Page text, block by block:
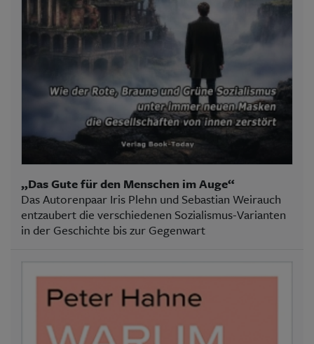
„Das Gute für den Menschen im Auge“
Das Autorenpaar Iris Plehn und Sebastian Weirauch
entzaubert die verschiedenen Sozialismus-Varianten
in der Geschichte bis zur Gegenwart